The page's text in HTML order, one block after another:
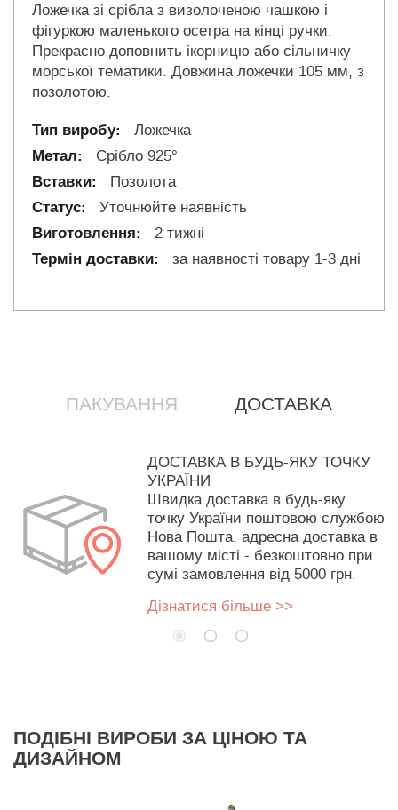
Ложечка зі срібла з визолоченою чашкою і
фігуркою маленького осетра на кінці ручки.
Прекрасно доповнить ікорницю або сільничку
морської тематики. Довжина ложечки 105 мм, з
позолотою.
Ложечка
Срібло 925°
Позолота
Уточнюйте наявність
2 тижні
за наявності товару 1-3 дні
ПАКУВАННЯ ДОСТАВКА
ДОСТАВКА В БУДЬ-ЯКУ ТОЧКУ
УКРАЇНИ
Швидка доставка в будь-яку
точку України поштовою службою
Нова Пошта, адресна доставка в
вашому місті - безкоштовно при
сумі замовлення від 5000 грн.
Дізнатися більше >>
ПОДІБНІ ВИРОБИ ЗА ЦІНОЮ ТА
ДИЗАЙНОМ